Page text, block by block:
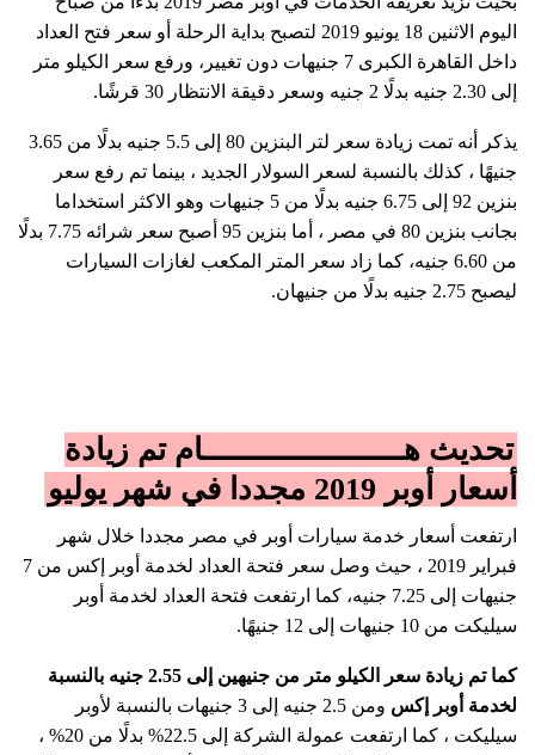
اليوم الاثنين 18 يونيو 2019 لتصبح بداية الرحلة أو سعر فتح العداد
داخل القاهرة الكبرى 7 جنيهات دون تغيير، ورفع سعر الكيلو متر
إلى 2.30 جنيه بدلًا 2 جنيه وسعر دقيقة الانتظار 30 قرشًا.
يذكر أنه تمت زيادة سعر لتر البنزين 80 إلى 5.5 جنيه بدلًا من 3.65
جنيهًا ، كذلك بالنسبة لسعر السولار الجديد ، بينما تم رفع سعر
بنزين 92 إلى 6.75 جنيه بدلًا من 5 جنيهات وهو الاكثر استخداما
بجانب بنزين 80 في مصر ، أما بنزين 95 أصبح سعر شرائه 7.75 بدلًا
من 6.60 جنيه، كما زاد سعر المتر المكعب لغازات السيارات
ليصبح 2.75 جنيه بدلًا من جنيهان.
تحديث هـــــــــــــــــــــام تم زيادة
أسعار أوبر 2019 مجددا في شهر يوليو
ارتفعت أسعار خدمة سيارات أوبر في مصر مجددا خلال شهر
فبراير 2019 ، حيث وصل سعر فتحة العداد لخدمة أوبر إكس من 7
جنيهات إلى 7.25 جنيه، كما ارتفعت فتحة العداد لخدمة أوبر
سيليكت من 10 جنيهات إلى 12 جنيهًا.
كما تم زيادة سعر الكيلو متر من جنيهين إلى 2.55 جنيه بالنسبة
لخدمة أوبر إكس
ومن 2.5 جنيه إلى 3 جنيهات بالنسبة لأوبر
سيليكت ، كما ارتفعت عمولة الشركة إلى 22.5% بدلًا من 20% ،